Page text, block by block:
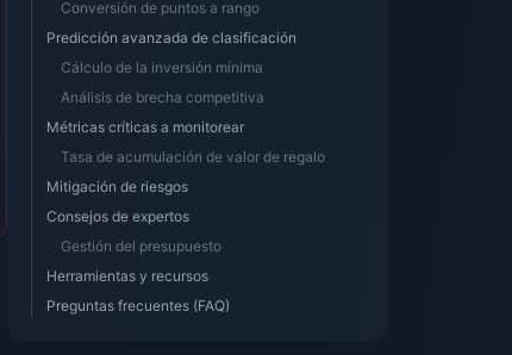
-50%
252000 Monedas
€ 20.60
Comprar ahora
-50%
430000 monedas
€ 35.14
Comprar ahora
Conversión de puntos a rango
Predicción avanzada de clasificación
Cálculo de la inversión mínima
Análisis de brecha competitiva
Métricas críticas a monitorear
Tasa de acumulación de valor de regalo
Mitigación de riesgos
Consejos de expertos
Gestión del presupuesto
Herramientas y recursos
Preguntas frecuentes (FAQ)